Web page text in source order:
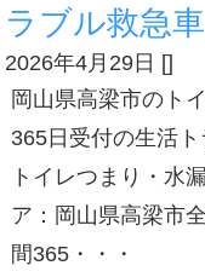
ラブル救急車
2026年4月29日 []
岡山県高梁市のト
365日受付の生活
トイレつまり・水
ア：岡山県高梁市
間365・・・